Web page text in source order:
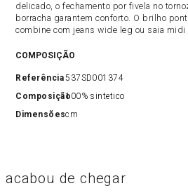
delicado, o fechamento por fivela no
borracha garantem conforto. O brilho
combine com jeans wide leg ou saia midi
COMPOSIÇÃO
Referência537SD001374
Composição100% sintetico
Dimensõescm
acabou de chegar